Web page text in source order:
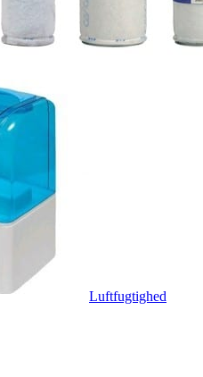
Luftfugtighed